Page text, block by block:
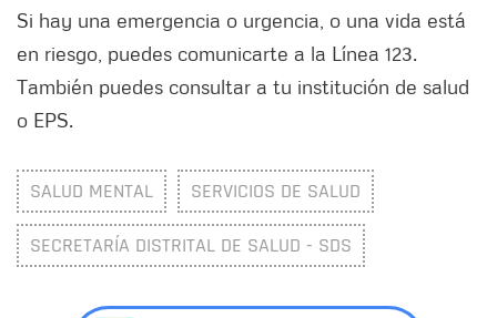
Si hay una emergencia o urgencia, o una vida está
en riesgo, puedes comunicarte a la Línea 123.
También puedes consultar a tu institución de salud
o EPS.
SALUD MENTAL SERVICIOS DE SALUD
SECRETARÍA DISTRITAL DE SALUD - SDS